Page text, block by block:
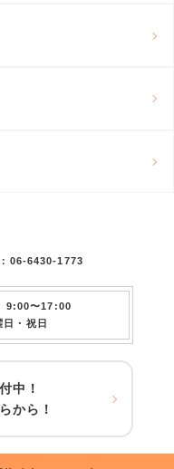
06-6430-1773
9:00〜17:00
・祝日
中！
から！